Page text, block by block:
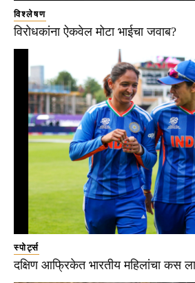
विश्लेषण
विरोधकांना ऐकवेल मोटा भाईचा जवाब?
स्पोर्ट्स
दक्षिण आफ्रिकेत भारतीय महिलांचा कस